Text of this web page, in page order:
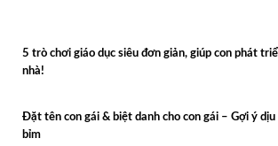
5 trò chơi giáo dục siêu đơn giản, giúp con phát
nhà!
Đặt tên con gái & biệt danh cho con gái – Gợi ý dịu
bỉm